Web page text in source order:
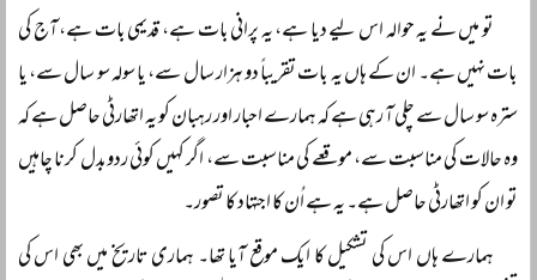
تو میں نے یہ حوالہ اس لیے دیا ہے، یہ پرانی بات ہے، قدیمی بات ہے، آج کی
بات نہیں ہے۔ ان کے ہاں یہ بات تقریباً‌ دو ہزار سال سے، یا سولہ سو سال سے، یا
سترہ سو سال سے چلی آ رہی ہے کہ ہمارے احبار اور رہبان کو یہ اتھارٹی حاصل ہے کہ
وہ حالات کی مناسبت سے، موقعے کی مناسبت سے، اگر کہیں کوئی ردوبدل کرنا چاہیں
تو ان کو اتھارٹی حاصل ہے۔ یہ ہے اُن کا اجتہاد کا تصور۔
ہمارے ہاں اس کی تشکیل کا ایک موقع آیا تھا۔ ہماری تاریخ میں بھی اس کی